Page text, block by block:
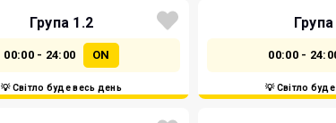
Група 1.2
00:00 - 24:00 ON
💡 Світло буде весь день
Група
00:00 -
💡 Світло